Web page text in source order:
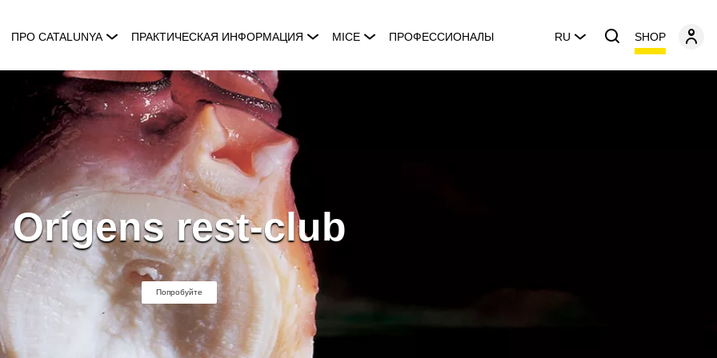
ПРО CATALUNYA ПРАКТИЧЕСКАЯ ИНФОРМАЦИЯ MICE ПРОФЕССИОНАЛЫ RU SHOP
Orígens rest-club
Попробуйте